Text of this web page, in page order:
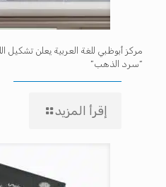
مركز أبوظبي للغة العربية يعلن تشكيل
“سرد الذهب”
إقرأ المزيد